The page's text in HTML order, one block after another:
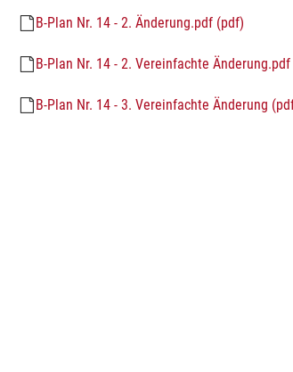
B-Plan Nr. 14 - 2. Änderung.pdf (pdf)
B-Plan Nr. 14 - 2. Vereinfachte
B-Plan Nr. 14 - 3. Vereinfachte Änderung